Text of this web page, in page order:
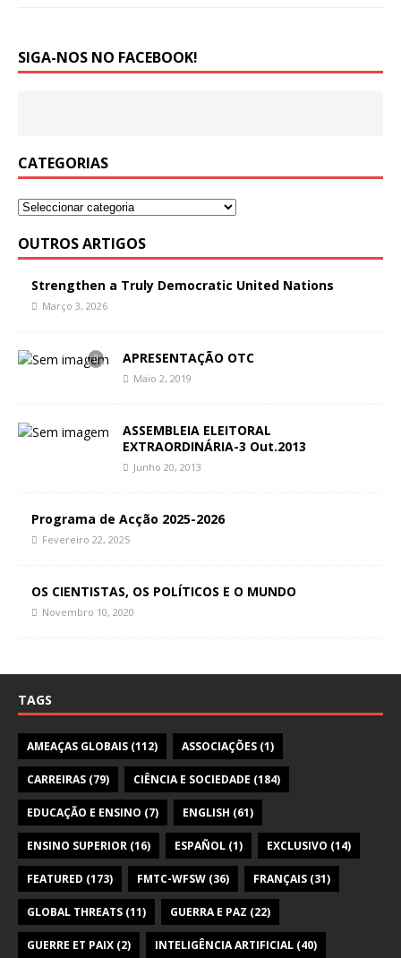
SIGA-NOS NO FACEBOOK!
CATEGORIAS
OUTROS ARTIGOS
Strengthen a Truly Democratic United Nations
Março 3, 2026
APRESENTAÇÃO OTC
Maio 2, 2019
ASSEMBLEIA ELEITORAL
EXTRAORDINÁRIA-3 Out.2013
Junho 20, 2013
Programa de Acção 2025-2026
Fevereiro 22, 2025
OS CIENTISTAS, OS POLÍTICOS E O MUNDO
Novembro 10, 2020
TAGS
AMEAÇAS GLOBAIS (112) ASSOCIAÇÕES (1)
CARREIRAS (79) CIÊNCIA E SOCIEDADE (184)
EDUCAÇÃO E ENSINO (7) ENGLISH (61)
ENSINO SUPERIOR (16) ESPAÑOL (1) EXCLUSIVO (14)
FEATURED (173) FMTC-WFSW (36) FRANÇAIS (31)
GLOBAL THREATS (11) GUERRA E PAZ (22)
GUERRE ET PAIX (2) INTELIGÊNCIA ARTIFICIAL (40)